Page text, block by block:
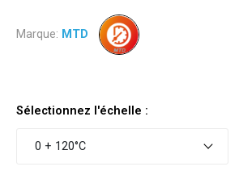
Marque: MTD
Sélectionnez l'échelle :
0 + 120°C